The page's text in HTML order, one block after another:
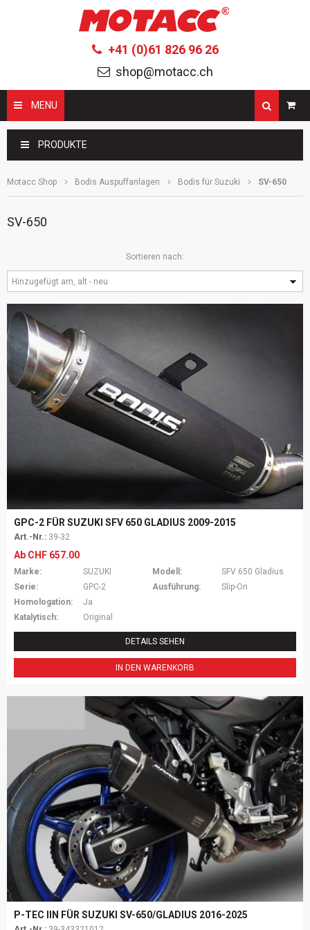
+41 (0)61 826 96 26
shop@motacc.ch
MENU Suchbegriffe
PRODUKTE
Motacc Shop Bodis Auspuffanlagen Bodis für Suzuki SV-650
SV-650
Sortieren nach:
Hinzugefügt am, alt - neu
GPC-2 FÜR SUZUKI SFV 650 GLADIUS 2009-2015
Art.-Nr.: 39-32
Ab CHF 657.00
Marke: SUZUKI Modell:
SFV 650 Gladius
Serie:
GPC-2 Ausführung:
Slip-On
Homologation:
Ja
Katalytisch:
Original
DETAILS SEHEN
IN DEN WARENKORB
P-TEC IIN FÜR SUZUKI SV-650/GLADIUS 2016-2025